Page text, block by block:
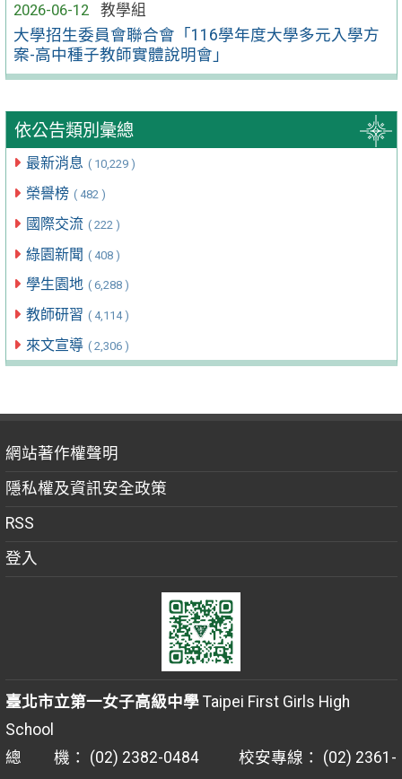
2026-06-12
教學組
大學招生委員會聯合會「116學年度大學多元入學方
案-高中種子教師實體說明會」
依公告類別彙總
最新消息 ( 10,229 )
榮譽榜 ( 482 )
國際交流 ( 222 )
綠園新聞 ( 408 )
學生園地 ( 6,288 )
教師研習 ( 4,114 )
來文宣導 ( 2,306 )
網站著作權聲明
隱私權及資訊安全政策
RSS
登入
臺北市立第一女子高級中學Taipei First Girls High
School
總 機： (02) 2382-0484 校安專線： (02) 2361-